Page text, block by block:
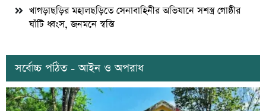
খাগড়াছড়ির মহালছড়িতে সেনাবাহিনীর অভিযানে সশস্ত্র গোষ্ঠীর
ঘাঁটি ধ্বংস, জনমনে স্বস্তি
সর্বোচ্চ পঠিত - আইন ও অপরাধ